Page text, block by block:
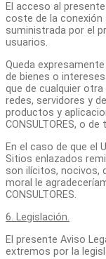
El acceso al
coste de la conexión
suministrada por el
usuarios.
Queda
de bienes o intereses
que de cualquier
redes, servidores y
productos y
CONSULTORES, o
En el caso de que el
Sitios enlazados
son ilícitos, nocivos,
moral le
CONSULTORES.
6. Legislación.
El presente Aviso
extremos por la